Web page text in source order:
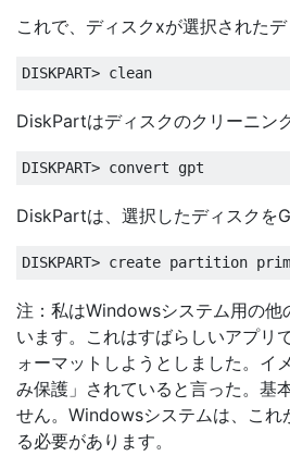
これで、ディスクxが選択されたデ
DiskPartはディスクのクリーニン
DiskPartは、選択したディスクを
注：私はWindowsシステム用の他
います。これはすばらしいアプリ
ォーマットしようとしました。イ
み保護」されていると言った。基
せん。Windowsシステムは、これ
る必要があります。